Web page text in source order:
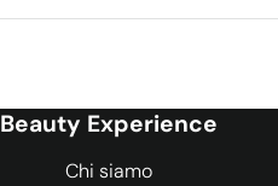
Beauty Experience
Chi siamo